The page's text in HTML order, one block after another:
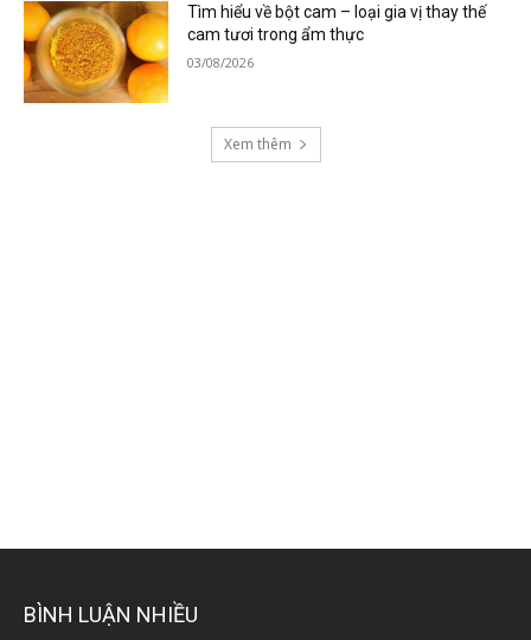
Tìm hiểu về bột cam – loại gia vị thay thế
cam tươi trong ẩm thực
03/08/2026
Xem thêm
BÌNH LUẬN NHIỀU